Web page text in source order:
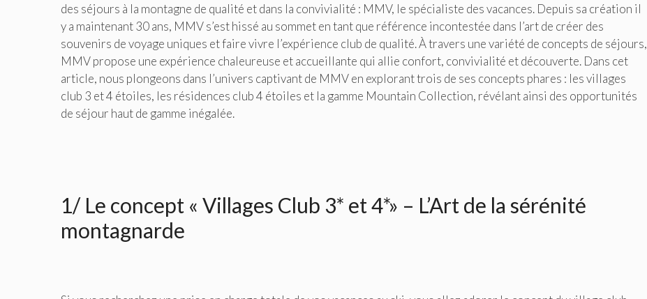
des séjours à la montagne de qualité et dans la convivialité : MMV, le spécialiste des vacances. Depuis sa création il
y a maintenant 30 ans, MMV s’est hissé au sommet en tant que référence incontestée dans l’art de créer des
souvenirs de voyage uniques et faire vivre l’expérience club de qualité. À travers une variété de concepts de séjours,
MMV propose une expérience chaleureuse et accueillante qui allie confort, convivialité et découverte. Dans cet
article, nous plongeons dans l’univers captivant de MMV en explorant trois de ses concepts phares : les villages
club 3 et 4 étoiles, les résidences club 4 étoiles et la gamme Mountain Collection, révélant ainsi des opportunités
de séjour haut de gamme inégalée.
1/ Le concept « Villages Club 3* et 4*» – L’Art de la sérénité
montagnarde